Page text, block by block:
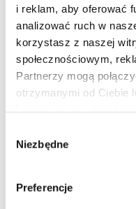
i reklam, aby oferować
analizować ruch w
korzystasz z naszej
społecznościowym,
Partnerzy mogą
otrzymanymi od Ciebie
zgody
Niezbędne
Preferencje
Zawodowcy
Rachel, działająca w
otrzymuje zlecenie od
odzyskać dług od
dysponującego własną